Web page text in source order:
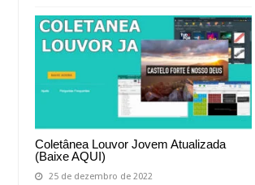
Coletânea Louvor Jovem Atualizada
(Baixe AQUI)
25 de dezembro de 2022